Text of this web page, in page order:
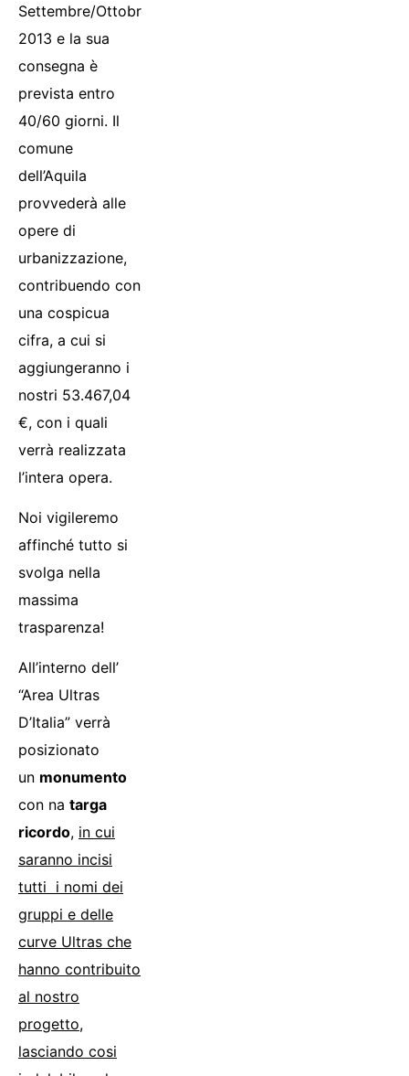
Settembre/Ottobre
2013 e la sua
consegna è
prevista entro
40/60 giorni. Il
comune
dell’Aquila
provvederà alle
opere di
urbanizzazione,
contribuendo con
una cospicua
cifra, a cui si
aggiungeranno i
nostri 53.467,04
€, con i quali
verrà realizzata
l’intera opera.
Noi vigileremo
affinché tutto si
svolga nella
massima
trasparenza!
All’interno dell’
“Area Ultras
D’Italia” verrà
posizionato
un monumento
con na targa
ricordo, in cui
saranno incisi
tutti i nomi dei
gruppi e delle
curve Ultras che
hanno contribuito
al nostro
progetto,
lasciando cosi